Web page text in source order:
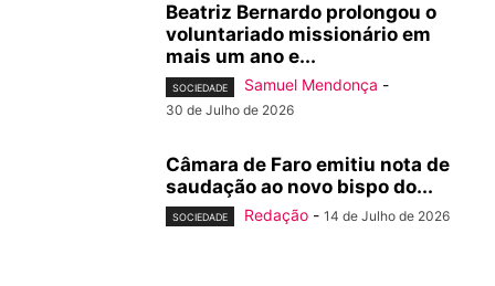
Beatriz Bernardo prolongou o
voluntariado missionário em
mais um ano e...
SOCIEDADE Samuel Mendonça -
30 de Julho de 2026
Câmara de Faro emitiu nota de
saudação ao novo bispo do...
SOCIEDADE Redação - 14 de Julho de 2026